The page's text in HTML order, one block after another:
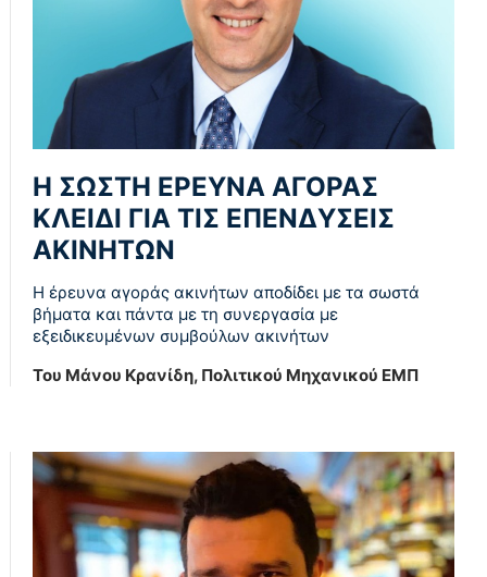
Η ΣΩΣΤΗ ΕΡΕΥΝΑ ΑΓΟΡΑΣ
ΚΛΕΙΔΙ ΓΙΑ ΤΙΣ ΕΠΕΝΔΥΣΕΙΣ
ΑΚΙΝΗΤΩΝ
Η έρευνα αγοράς ακινήτων αποδίδει με τα σωστά
βήματα και πάντα με τη συνεργασία με
εξειδικευμένων συμβούλων ακινήτων
Του Μάνου Κρανίδη, Πολιτικού Μηχανικού ΕΜΠ